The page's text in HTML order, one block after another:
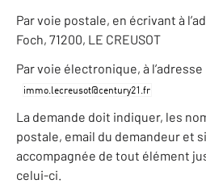
Par voie postale, en écrivant à
Foch, 71200, LE CREUSOT
Par voie électronique, à l’adresse
La demande doit indiquer, les
postale, email du demandeur et
accompagnée de tout élément
celui-ci.